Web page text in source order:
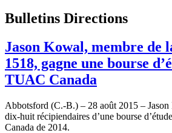
Bulletins Directions
Jason Kowal, membre de
1518, gagne une bourse
TUAC Canada
Abbotsford (C.-B.) – 28 août 2015 – Jason
dix-huit récipiendaires d’une bourse
Canada de 2014.